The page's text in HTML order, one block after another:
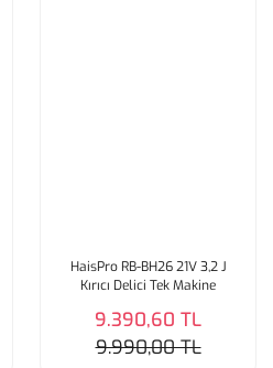
HaisPro RB-BH26 21V 3,2 J
Kırıcı Delici Tek Makine
9.390,60 TL
9.990,00 TL